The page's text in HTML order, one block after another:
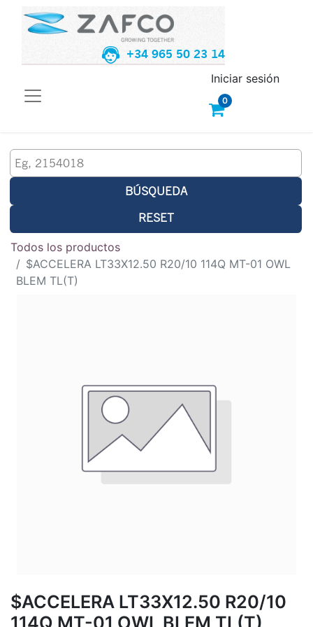
+34 965 50 23 14
0
Iniciar sesión
BÚSQUEDA
RESET
Todos los productos
$ACCELERA LT33X12.50 R20/10 114Q MT-01 OWL
BLEM TL(T)
$ACCELERA LT33X12.50 R20/10
114Q MT-01 OWL BLEM TL(T)